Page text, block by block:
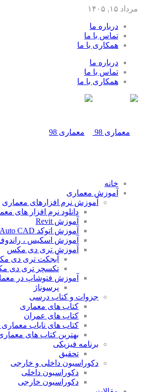
مرداد ۱۵, ۱۴۰۵
درباره ما
تماس با ما
همکاری با ما
درباره ما
تماس با ما
همکاری با ما
خانه
آموزش معماری
آموزش نرم افزارهای معماری
دانلود نرم افزار های
آموزش Revit
آموزش اتوکد Auto CAD
آموزش اسکیس ،
آموزش تری دی مکس
آبجکت تری دی
تکسچر تری دی
آموزش فتوشاپ در
پرسوناژ
جزوات و کتاب درسی
کتاب های معماری
کتاب های عمران
کتاب های نایاب
بهترین کتاب های
برنامه فیزیکی
تحقیق
دکوراسیون داخلی و خارجی
دکوراسیون داخلی
دکوراسیون خارجی